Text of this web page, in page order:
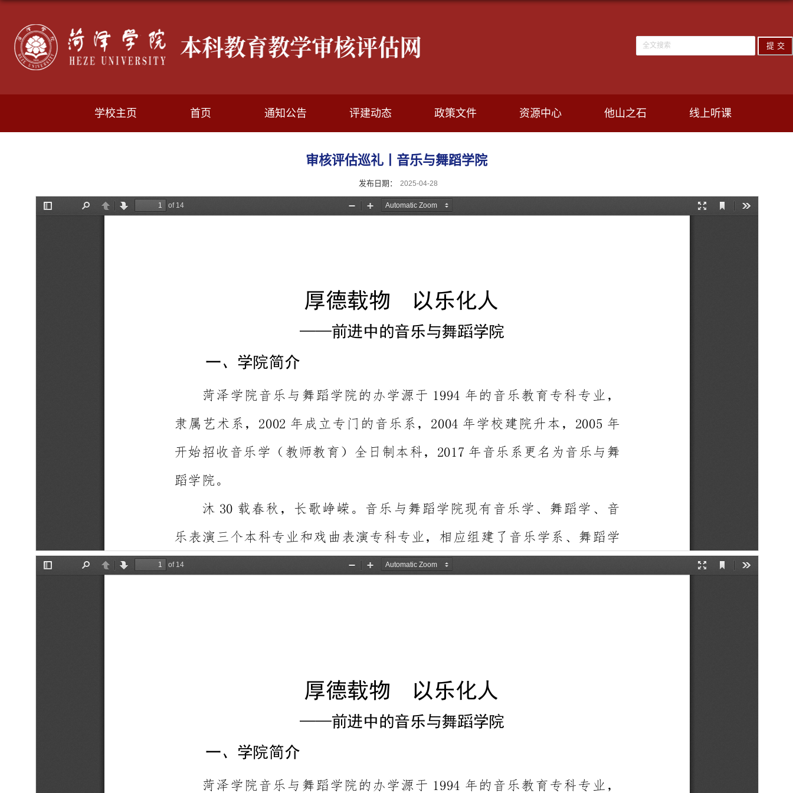
学校主页 首页 通知公告 评建动态 政策文件 资源中心 他山之石 线上听课
审核评估巡礼丨音乐与舞蹈学院
发布日期： 2025-04-28